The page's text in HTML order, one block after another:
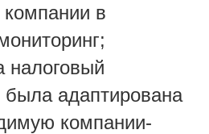
компании в
налоговый
была адаптирована
компании-